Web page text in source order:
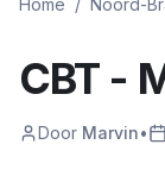
Home / Noord-
CBT -
Door Marvin•